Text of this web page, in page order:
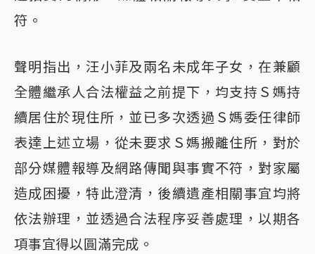
符。
聲明指出，汪小菲及兩名未成年子女，在兼顧
全體繼承人合法權益之前提下，均支持Ｓ媽持
續居住於現住所，並已多次透過Ｓ媽委任律師
表達上述立場，從未要求Ｓ媽搬離住所，對於
部分媒體報導及網路傳聞與事實不符，對家屬
造成困擾，特此澄清，後續遺產相關事宜均將
依法辦理，並透過合法程序妥善處理，以期各
項事宜得以圓滿完成。